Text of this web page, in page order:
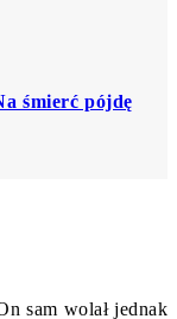
śmierć pójdę
sam wolał jednak